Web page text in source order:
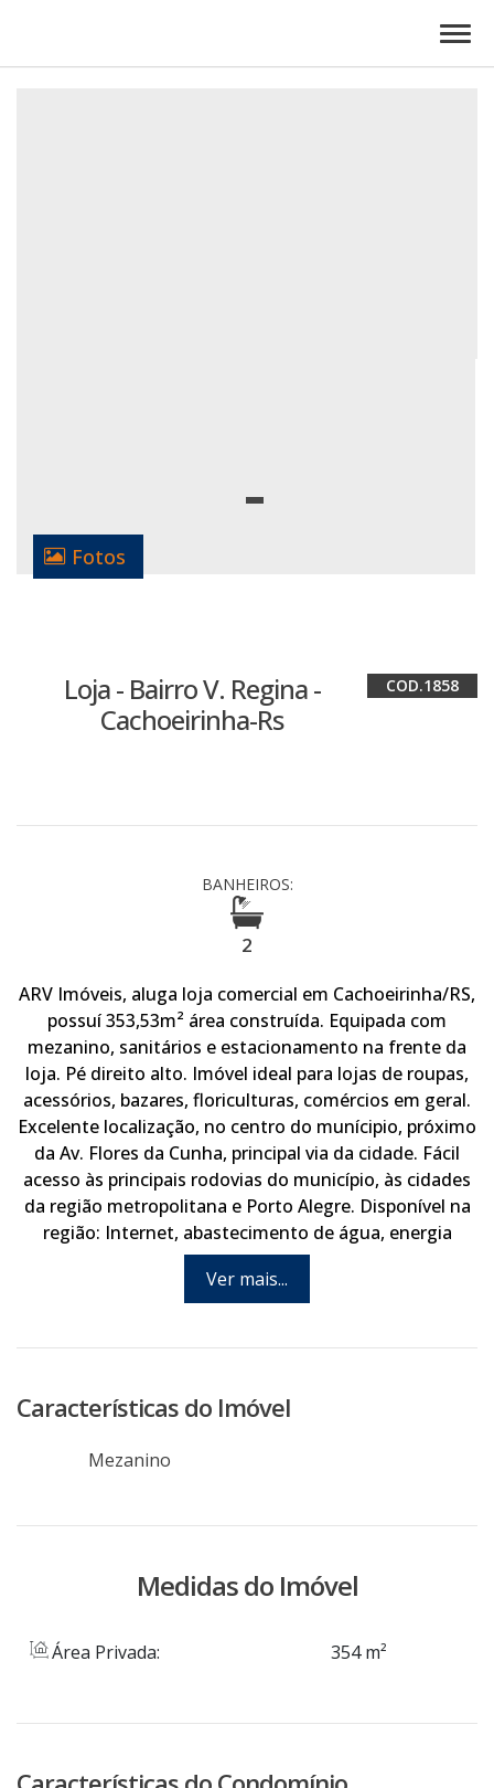
Fotos
Loja - Bairro V. Regina -
Cachoeirinha-Rs
1858
BANHEIROS:
2
ARV Imóveis, aluga loja comercial em Cachoeirinha/RS,
possuí 353,53m² área construída. Equipada com
mezanino, sanitários e estacionamento na frente da
loja. Pé direito alto. Imóvel ideal para lojas de roupas,
acessórios, bazares, floriculturas, comércios em geral.
Excelente localização, no centro do munícipio, próximo
da Av. Flores da Cunha, principal via da cidade. Fácil
acesso às principais rodovias do município, às cidades
da região metropolitana e Porto Alegre. Disponível na
região: Internet, abastecimento de água, energia
elétrica, linha telefônica e linha de ônibus. Via pública
asfaltada. Agende hoje mesmo uma visita com um de
Ver mais...
Características do Imóvel
Mezanino
Medidas do Imóvel
Área Privada: 354 m²